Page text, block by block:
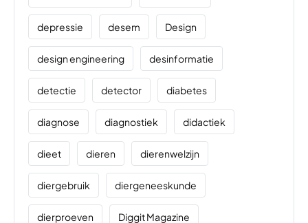
depressie desem Design
design engineering desinformatie
detectie detector diabetes
diagnose diagnostiek didactiek
dieet dieren dierenwelzijn
diergebruik diergeneeskunde
dierproeven Diggit Magazine